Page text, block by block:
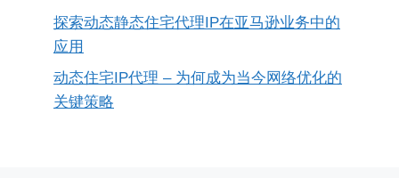
探索动态静态住宅代理IP在亚马逊业务中的
应用
动态住宅IP代理 – 为何成为当今网络优化的
关键策略